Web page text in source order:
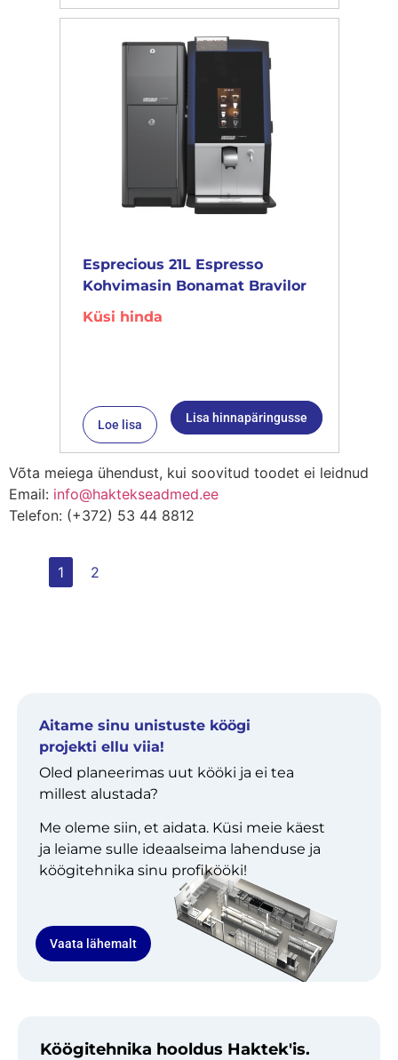
Esprecious 21L Espresso
Kohvimasin Bonamat Bravilor
Küsi hinda
Loe lisa Lisa hinnapäringusse
Võta meiega ühendust, kui soovitud toodet ei leidnud
Email: info@haktekseadmed.ee
Telefon: (+372) 53 44 8812
1 2
Aitame sinu unistuste köögi
projekti ellu viia!
Oled planeerimas uut kööki ja ei tea
millest alustada?
Me oleme siin, et aidata. Küsi meie käest
ja leiame sulle ideaalseima lahenduse ja
köögitehnika sinu profikööki!
Vaata lähemalt
Köögitehnika hooldus Haktek'is.